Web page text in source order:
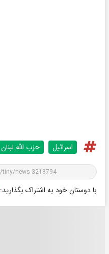
اسرائیل حزب الله لبنان
با دوستان خود به اشتراک بگذارید: